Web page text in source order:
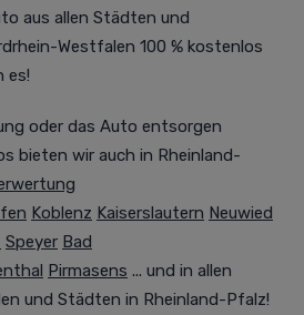
aus allen Städten und
Westfalen 100 % kostenlos
es!
oder das Auto entsorgen
bieten wir auch in Rheinland-
Koblenz Kaiserslautern Neuwied
Speyer Bad
Pirmasens ... und in allen
und Städten in Rheinland-Pfalz!